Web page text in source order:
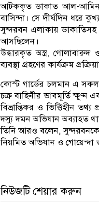
আটককৃত ডাকাত আল-আমিন
বাসিন্দা। সে দীর্ঘদিন ধরে
সুন্দরবন এলাকায় ডাকাতিসহ
আসছিলেন।
উদ্ধারকৃত অস্ত্র,
ব্যবস্থা গ্রহণের কার্যক্রম
কোস্ট গার্ডের চলমান এ সকল
চক্র বাহিনীর ভাবমূর্তি ক্ষুণ্ন
বিভ্রান্তিকর ও ভিত্তিহীন তথ্য
দস্যু দমন অভিযান অব্যাহত
তিনি আরও বলেন, সুন্দরবনকে
নিয়মিত অভিযান ও
নিউজটি শেয়ার করুন